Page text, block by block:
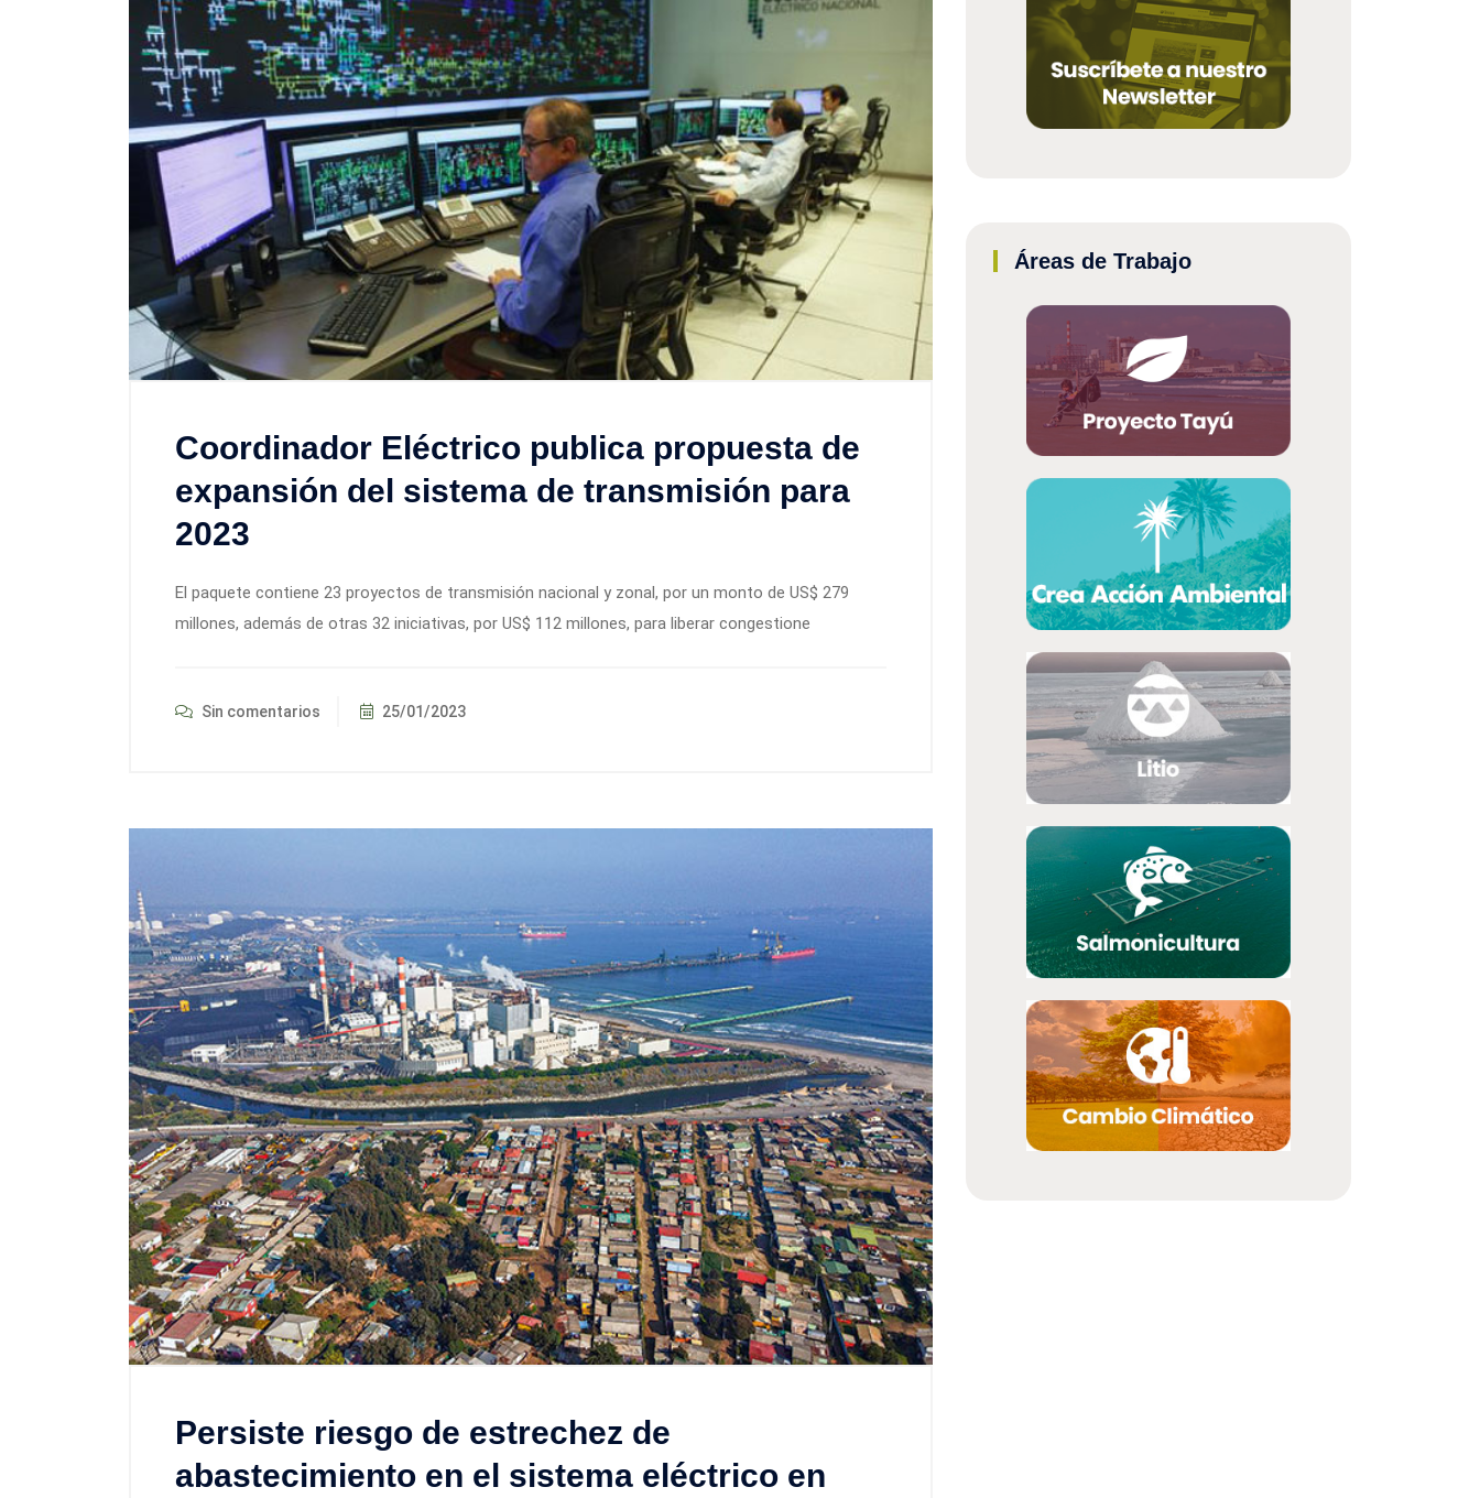
Coordinador Eléctrico publica propuesta de
expansión del sistema de transmisión para
2023
El paquete contiene 23 proyectos de transmisión nacional y zonal, por un monto de US$ 279
millones, además de otras 32 iniciativas, por US$ 112 millones, para liberar congestione
Sin comentarios 25/01/2023
Persiste riesgo de estrechez de
abastecimiento en el sistema eléctrico en
Áreas de Trabajo